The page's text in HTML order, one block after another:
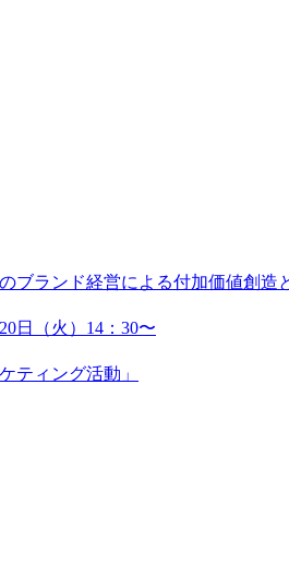
ランド経営による付加価値創
日（火）14：30〜
ティング活動」